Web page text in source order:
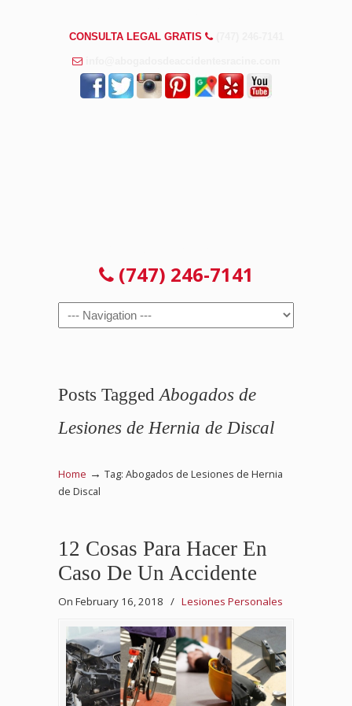
CONSULTA LEGAL GRATIS
(747) 246-7141
Navigation
Posts Tagged Abogados de
Lesiones de Hernia de Discal
Home → Tag: Abogados de Lesiones de Hernia
de Discal
12 Cosas Para Hacer En
Caso De Un Accidente
On February 16, 2018 / Lesiones Personales